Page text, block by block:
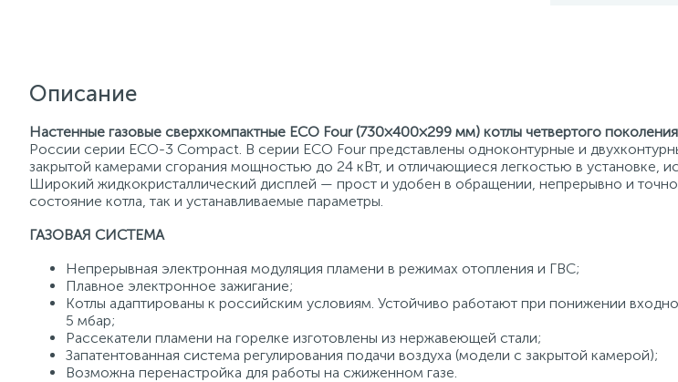
Описание
Настенные газовые сверхкомпактные ECO Four (730×400×299 мм) котлы четвертого поколения
России серии ECO-3 Compact. В серии ECO Four представлены одноконтурные и
закрытой камерами сгорания мощностью до 24 кВт, и отличающиеся легкостью в установке,
Широкий жидкокристаллический дисплей — прост и удобен в обращении, непрерывно и
состояние котла, так и устанавливаемые параметры.
ГАЗОВАЯ СИСТЕМА
Непрерывная электронная модуляция пламени в режимах отопления и ГВС;
Плавное электронное зажигание;
Котлы адаптированы к российским условиям. Устойчиво работают при понижении
5 мбар;
Рассекатели пламени на горелке изготовлены из нержавеющей стали;
Запатентованная система регулирования подачи воздуха (модели с закрытой камерой);
Возможна перенастройка для работы на сжиженном газе.